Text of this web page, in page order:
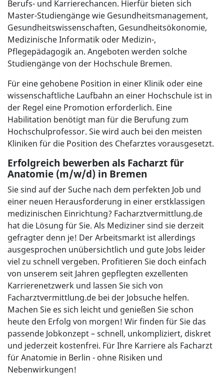
Berufs- und Karrierechancen. Hierfür bieten sich
Master-Studiengänge wie Gesundheitsmanagement,
Gesundheitswissenschaften, Gesundheitsökonomie,
Medizinische Informatik oder Medizin-,
Pflegepädagogik an. Angeboten werden solche
Studiengänge von der Hochschule Bremen.
Für eine gehobene Position in einer Klinik oder eine
wissenschaftliche Laufbahn an einer Hochschule ist in
der Regel eine Promotion erforderlich. Eine
Habilitation benötigt man für die Berufung zum
Hochschulprofessor. Sie wird auch bei den meisten
Kliniken für die Position des Chefarztes vorausgesetzt.
Erfolgreich bewerben als Facharzt für
Anatomie (m/w/d) in Bremen
Sie sind auf der Suche nach dem perfekten Job und
einer neuen Herausforderung in einer erstklassigen
medizinischen Einrichtung? Facharztvermittlung.de
hat die Lösung für Sie. Als Mediziner sind sie derzeit
gefragter denn je! Der Arbeitsmarkt ist allerdings
ausgesprochen unübersichtlich und gute Jobs leider
viel zu schnell vergeben. Profitieren Sie doch einfach
von unserem seit Jahren gepflegten exzellenten
Karrierenetzwerk und lassen Sie sich von
Facharztvermittlung.de bei der Jobsuche helfen.
Machen Sie es sich leicht und genießen Sie schon
heute den Erfolg von morgen! Wir finden für Sie das
passende Jobkonzept – schnell, unkompliziert, diskret
und jederzeit kostenfrei. Für Ihre Karriere als Facharzt
für Anatomie in Berlin - ohne Risiken und
Nebenwirkungen!